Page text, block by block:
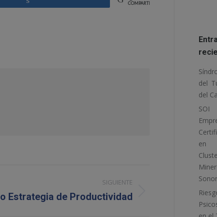
COMPARTIR
SIGUIENTE
Estrategia de Productividad
del
del
SOI